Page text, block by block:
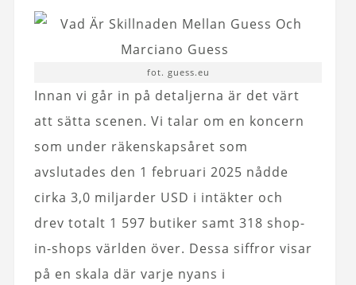
fot. guess.eu
Innan vi går in på detaljerna är det värt
att sätta scenen. Vi talar om en koncern
som under räkenskapsåret som
avslutades den 1 februari 2025 nådde
cirka 3,0 miljarder USD i intäkter och
drev totalt 1 597 butiker samt 318 shop-
in-shops världen över. Dessa siffror visar
på en skala där varje nyans i